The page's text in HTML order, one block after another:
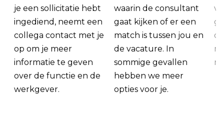
je een sollicitatie hebt
ingediend, neemt een
collega contact met je
op om je meer
informatie te geven
over de functie en de
werkgever.
waarin de consultant
gaat kijken of er een
match is tussen jou en
de vacature. In
sommige gevallen
hebben we meer
opties voor je.